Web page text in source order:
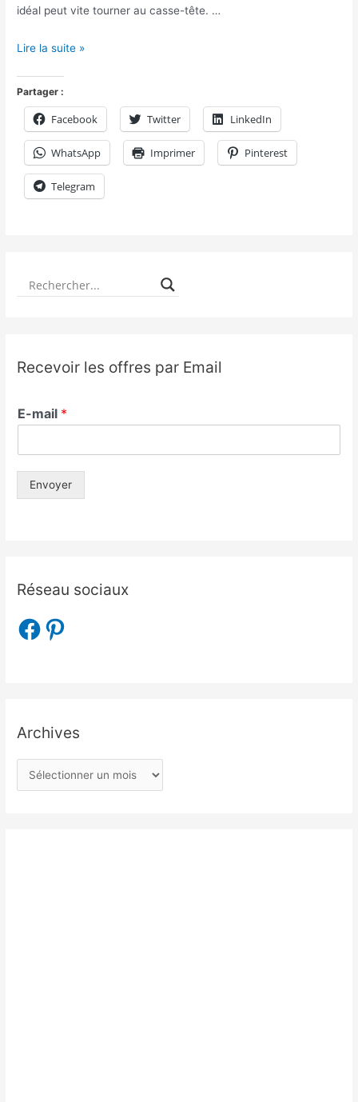
idéal peut vite tourner au casse-tête. …
Lire la suite »
Partager :
Facebook Twitter LinkedIn
WhatsApp Imprimer Pinterest
Telegram
Recevoir les offres par Email
E-mail *
Envoyer
Réseau sociaux
Archives